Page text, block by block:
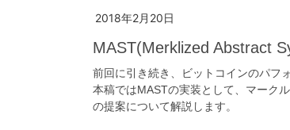
2018年2月20日
MAST(Merklized Abstract
前回に引き続き、ビットコインのパフ
本稿ではMASTの実装として、マーク
の提案について解説します。